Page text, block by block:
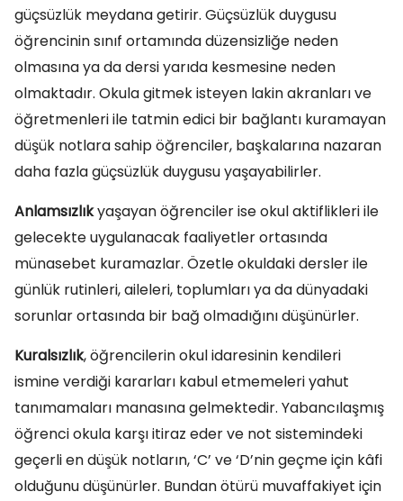
güçsüzlük meydana getirir. Güçsüzlük duygusu
öğrencinin sınıf ortamında düzensizliğe neden
olmasına ya da dersi yarıda kesmesine neden
olmaktadır. Okula gitmek isteyen lakin akranları ve
öğretmenleri ile tatmin edici bir bağlantı kuramayan
düşük notlara sahip öğrenciler, başkalarına nazaran
daha fazla güçsüzlük duygusu yaşayabilirler.
Anlamsızlıkyaşayan öğrenciler ise okul aktiflikleri ile
gelecekte uygulanacak faaliyetler ortasında
münasebet kuramazlar. Özetle okuldaki dersler ile
günlük rutinleri, aileleri, toplumları ya da dünyadaki
sorunlar ortasında bir bağ olmadığını düşünürler.
Kuralsızlık, öğrencilerin okul idaresinin kendileri
ismine verdiği kararları kabul etmemeleri yahut
tanımamaları manasına gelmektedir. Yabancılaşmış
öğrenci okula karşı itiraz eder ve not sistemindeki
geçerli en düşük notların, ‘C’ ve ‘D’nin geçme için kâfi
olduğunu düşünürler. Bundan ötürü muvaffakiyet için